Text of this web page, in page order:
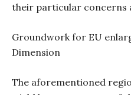
their particular concerns
Groundwork for EU
Dimension
The aforementioned